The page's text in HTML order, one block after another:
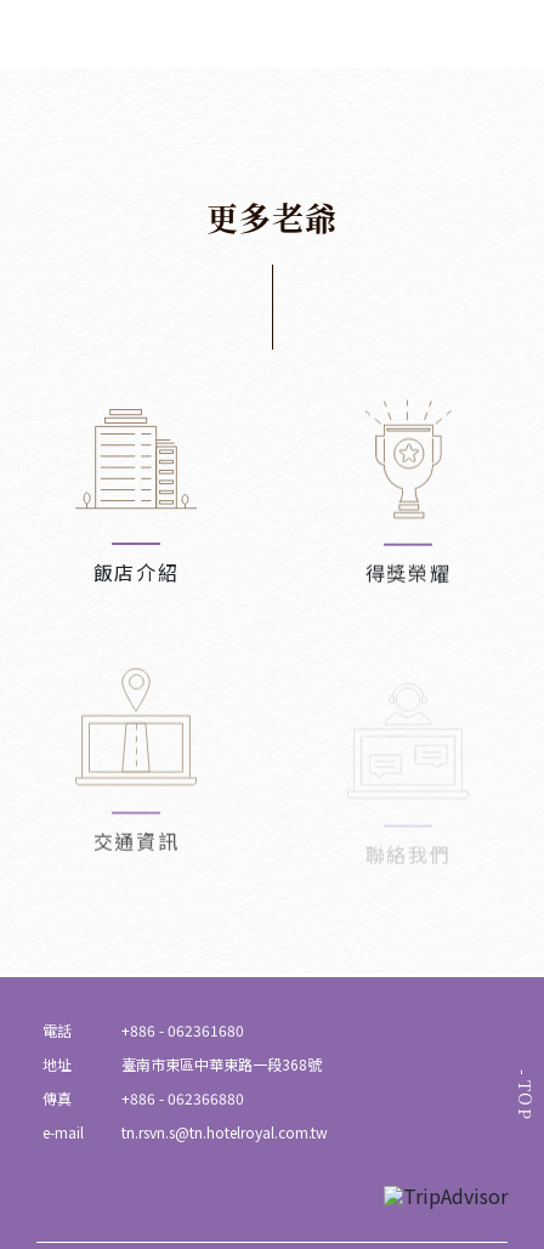
更多老爺
飯店介紹 得獎榮耀
交通資訊 聯絡我們
TOP
電話
+886 - 062361680
地址
臺南市東區中華東路一段368號
傳真
+886 - 062366880
e-mail
tn.rsvn.s@tn.hotelroyal.com.tw